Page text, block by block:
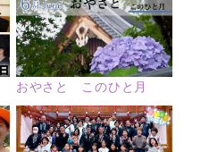
おやさと このひと月